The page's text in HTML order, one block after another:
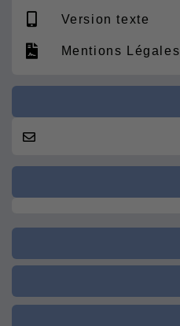
Version texte
Mentions Légales